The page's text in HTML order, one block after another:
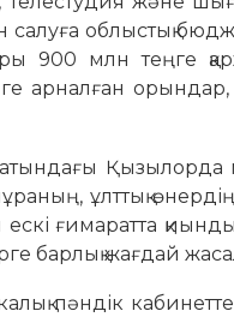
салуға облыстық
900 млн теңге
арналған
Қызылорда
ұлттық өнердің
ғимаратта
барлық жағдай
пәндік